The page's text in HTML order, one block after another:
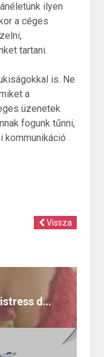
ilyen
a céges
tartani.
is. Ne
a
üzenetek
fogunk tűnni,
kommunikáció
Vissza
Valentin nap előtt ott a Mistress day